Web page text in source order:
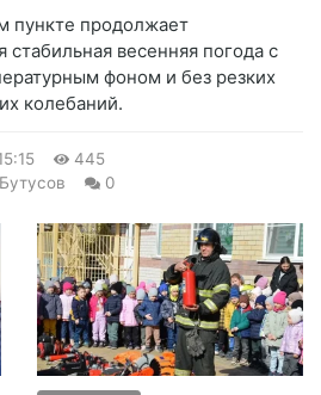
пункте продолжает
стабильная весенняя погода с
фоном и без резких
колебаний.
445
0